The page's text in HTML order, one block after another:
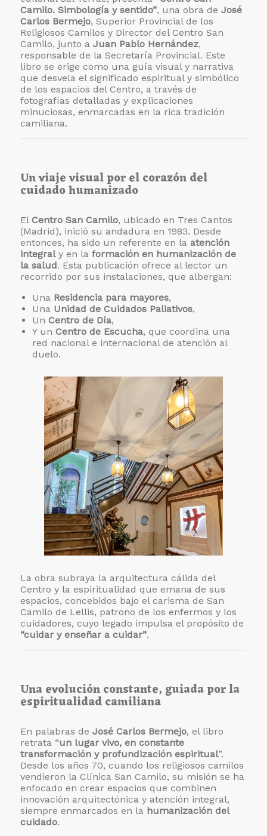
Camilo. Simbología y sentido”, una obra deJosé
Carlos Bermejo, Superior Provincial de los
Religiosos Camilos y Director del Centro San
Camilo, junto aJuan Pablo Hernández,
responsable de la Secretaría Provincial. Este
libro se erige como una guía visual y narrativa
que desvela el significado espiritual y simbólico
de los espacios del Centro, a través de
fotografías detalladas y explicaciones
minuciosas, enmarcadas en la rica tradición
camiliana.
Un viaje visual por el corazón del
cuidado humanizado
ElCentro San Camilo, ubicado en Tres Cantos
(Madrid), inició su andadura en 1983. Desde
entonces, ha sido un referente en laatención
integraly en laformación en humanización de
la salud. Esta publicación ofrece al lector un
recorrido por sus instalaciones, que albergan:
Una Residencia para mayores,
Una Unidad de Cuidados Paliativos,
UnCentro de Día,
Y unCentro de Escucha, que coordina una
red nacional e internacional de atención al
duelo.
La obra subraya la arquitectura cálida del
Centro y la espiritualidad que emana de sus
espacios, concebidos bajo el carisma de San
Camilo de Lellis, patrono de los enfermos y los
cuidadores, cuyo legado impulsa el propósito de
“cuidar y enseñar a cuidar”.
Una evolución constante, guiada por la
espiritualidad camiliana
En palabras deJosé Carlos Bermejo, el libro
retrata “un lugar vivo, en constante
transformación y profundización espiritual”.
Desde los años 70, cuando los religiosos camilos
vendieron la Clínica San Camilo, su misión se ha
enfocado en crear espacios que combinen
innovación arquitectónica y atención integral,
siempre enmarcados en la humanización del
cuidado.